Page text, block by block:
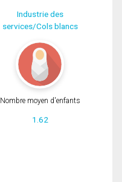
Industrie des
services/Cols blancs
Nombre moyen d'enfants
1.62